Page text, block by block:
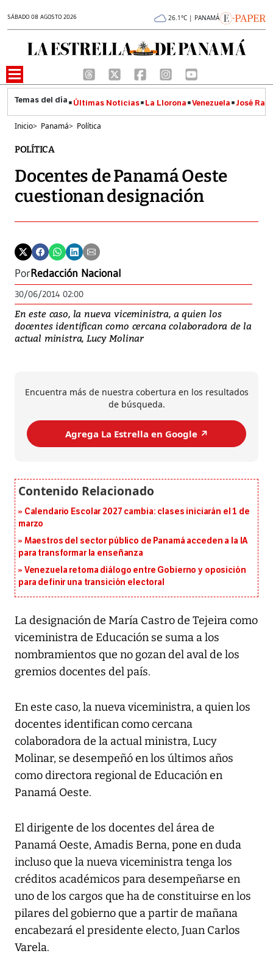
SÁBADO 08 AGOSTO 2026 26.1°C | PANAMÁ
Últimas Noticias La Llorona Venezuela José
Inicio> Panamá> Política
POLÍTICA
Docentes de Panamá Oeste
cuestionan designación
PorRedacción Nacional
30/06/2014 02:00
En este caso, la nueva viceministra, a quien los
docentes identifican como cercana colaboradora de la
actual ministra, Lucy Molinar
Encuentra más de nuestra cobertura en los resultados
de búsqueda.
Agrega La Estrella en Google ↗️
Calendario Escolar 2027 cambia: clases iniciarán el 1 de
marzo
Maestros del sector público de Panamá acceden a la IA
para transformar la enseñanza
Venezuela retoma diálogo entre Gobierno y oposición
para definir una transición electoral
La designación de María Castro de Tejeira como
viceministra de Educación se suma a los
nombramientos que no gozan del aval de los
gremios docentes del país.
En este caso, la nueva viceministra, a quien los
docentes identifican como cercana
colaboradora de la actual ministra, Lucy
Molinar, se desempeñó en los últimos años
como directora regional de Educación en
Panamá Oeste.
El dirigente de los docentes del área de
Panamá Oeste, Amadis Berna, pone en duda
incluso que la nueva viceministra tenga los
créditos académicos para desempeñarse en
uno de los cargos que ha de constituirse en los
pilares del gobierno que a partir de mañana
encabezará el presidente electo, Juan Carlos
Varela.